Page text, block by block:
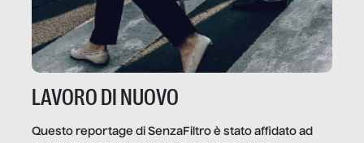
LAVORO DI NUOVO
Questo reportage di SenzaFiltro è stato affidato ad